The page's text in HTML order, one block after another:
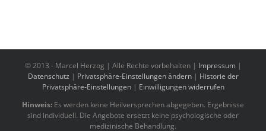
© 2013 - Marcel Herzog | Alle Rechte vorbehalten | Impressum |
Datenschutz | Privatsphäre-Einstellungen ändern| Historie der
Privatsphäre-Einstellungen| Einwilligungen widerrufen
Hinweis: Es werden keine Heilversprechen abgegeben. Ergebnisse
sind individuell. Die Angebote ersetzt keine psychologische oder
medizinische Behandlung.